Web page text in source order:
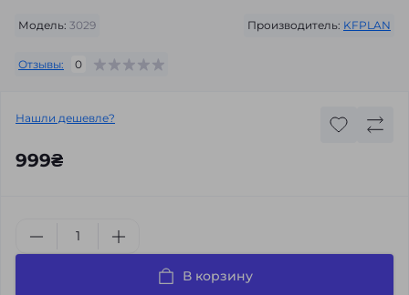
Модель: 3029 Производитель: KFPLAN
Отзывы: 0
Нашли дешевле?
999₴
В корзину